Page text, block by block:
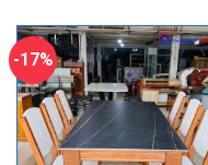
-17%